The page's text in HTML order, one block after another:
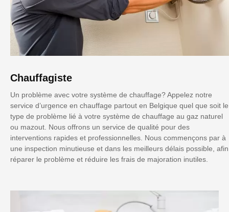
Chauffagiste
Un problème avec votre système de chauffage? Appelez notre
service d’urgence en chauffage partout en Belgique quel que soit le
type de problème lié à votre système de chauffage au gaz naturel
ou mazout. Nous offrons un service de qualité pour des
interventions rapides et professionnelles. Nous commençons par à
une inspection minutieuse et dans les meilleurs délais possible, afin
réparer le problème et réduire les frais de majoration inutiles.